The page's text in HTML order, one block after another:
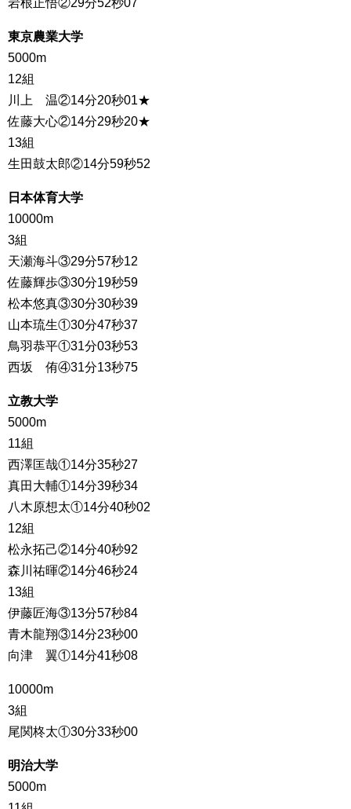
岩根正悟②29分52秒07
東京農業大学
5000m
12組
川上 温②14分20秒01★
佐藤大心②14分29秒20★
13組
生田鼓太郎②14分59秒52
日本体育大学
10000m
3組
天瀬海斗③29分57秒12
佐藤輝歩③30分19秒59
松本悠真③30分30秒39
山本琉生①30分47秒37
鳥羽恭平①31分03秒53
西坂 侑④31分13秒75
立教大学
5000m
11組
西澤匡哉①14分35秒27
真田大輔①14分39秒34
八木原想太①14分40秒02
12組
松永拓己②14分40秒92
森川祐暉②14分46秒24
13組
伊藤匠海③13分57秒84
青木龍翔③14分23秒00
向津 翼①14分41秒08
10000m
3組
尾関柊太①30分33秒00
明治大学
5000m